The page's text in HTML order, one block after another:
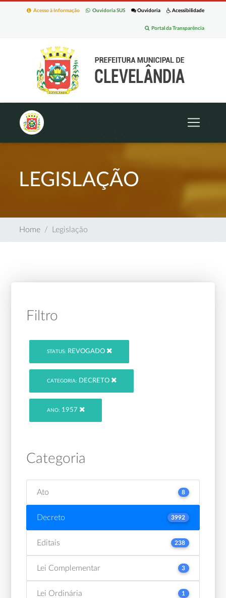
Acessibilidade
Ouvidoria
Ouvidoria SUS
Acesso à Informação
Portal da Transparência
LEGISLAÇÃO
Home Legislação
Filtro
STATUS: REVOGADO
CATEGORIA: DECRETO
ANO: 1957
Categoria
Ato 8
Decreto 3992
Editais 238
Lei Complementar 3
Lei Ordinária 1